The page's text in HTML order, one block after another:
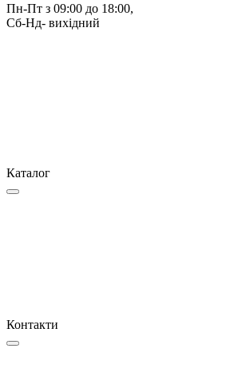
Пн-Пт з 09:00 до 18:00,
Сб-Нд- вихідний
Каталог
Контакти